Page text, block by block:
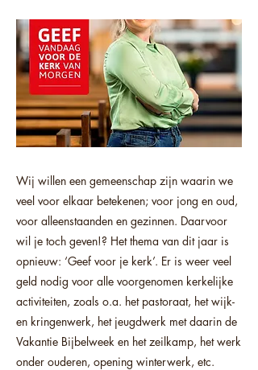
Wij willen een gemeenschap zijn waarin we
veel voor elkaar betekenen; voor jong en oud,
voor alleenstaanden en gezinnen. Daarvoor
wil je toch geven!? Het thema van dit jaar is
opnieuw: ‘Geef voor je kerk’. Er is weer veel
geld nodig voor alle voorgenomen kerkelijke
activiteiten, zoals o.a. het pastoraat, het wijk-
en kringenwerk, het jeugdwerk met daarin de
Vakantie Bijbelweek en het zeilkamp, het werk
onder ouderen, opening winterwerk, etc.